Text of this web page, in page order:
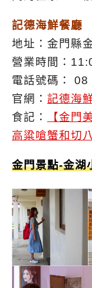
記德海鮮餐廳
地址：金門縣
營業時間：
電話號碼：
官網： 記德海
食記：
【金門
高粱嗆蟹和切
金門景點-金湖